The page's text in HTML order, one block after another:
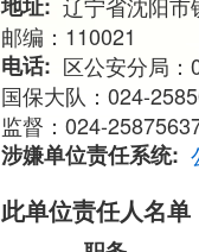
地址
辽宁省沈阳
邮编：110021
电话
区公安分局：
国保大队：024-
监督：024-
涉嫌单位责任系统
此单位责任人名单